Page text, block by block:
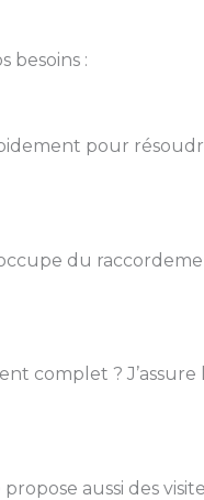
besoins :
pour
du
complet ?
aussi des